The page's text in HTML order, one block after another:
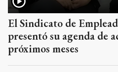
El Sindicato de
presentó su agenda de
próximos meses